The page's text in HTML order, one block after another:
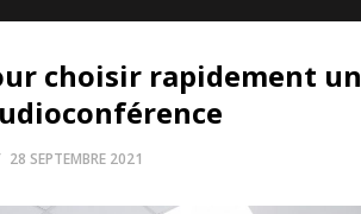
choisir rapidement un
28 SEPTEMBRE 2021